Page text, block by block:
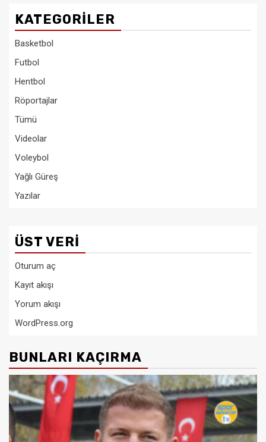
KATEGORILER
Basketbol
Futbol
Hentbol
Röportajlar
Tümü
Videolar
Voleybol
Yağlı Güreş
Yazılar
ÜST VERI
Oturum aç
Kayıt akışı
Yorum akışı
WordPress.org
BUNLARI KAÇIRMA